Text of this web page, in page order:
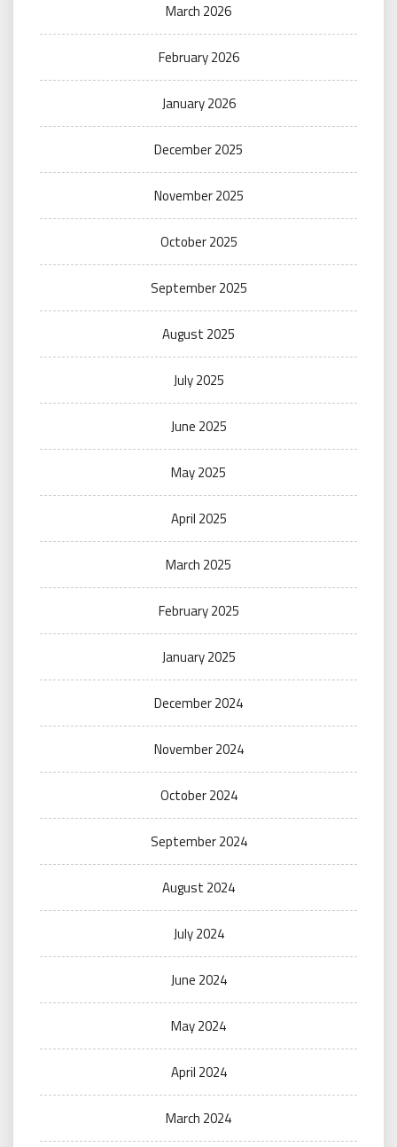
March 2026
February 2026
January 2026
December 2025
November 2025
October 2025
September 2025
August 2025
July 2025
June 2025
May 2025
April 2025
March 2025
February 2025
January 2025
December 2024
November 2024
October 2024
September 2024
August 2024
July 2024
June 2024
May 2024
April 2024
March 2024